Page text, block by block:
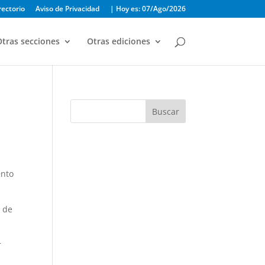
Aviso de Privacidad | Hoy es: 07/Ago/2026
secciones Otras ediciones
de
Buscar